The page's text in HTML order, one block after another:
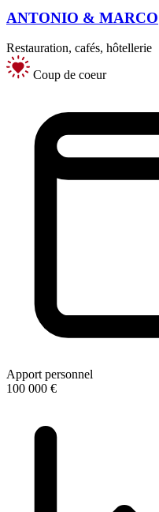
ANTONIO & MARCO
Restauration, cafés, hôtellerie
Coup de coeur
Apport personnel
100 000 €